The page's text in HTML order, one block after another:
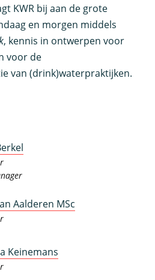
KWR bij aan de grote
en morgen middels
, kennis in ontwerpen voor
voor de
van (drink)waterpraktijken.
Aalderen MSc
Keinemans